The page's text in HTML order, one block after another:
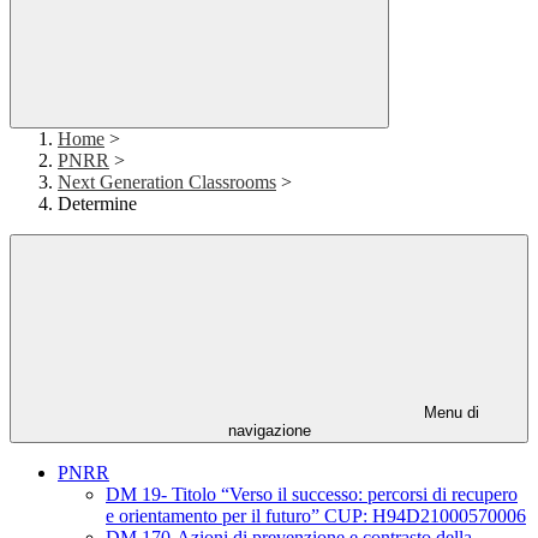
Home >
PNRR >
Next Generation Classrooms >
Determine
Menu di
navigazione
PNRR
DM 19- Titolo “Verso il successo: percorsi di recupero
e orientamento per il futuro” CUP: H94D21000570006